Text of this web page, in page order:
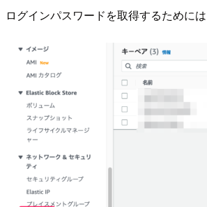
ログインパスワードを取得するために